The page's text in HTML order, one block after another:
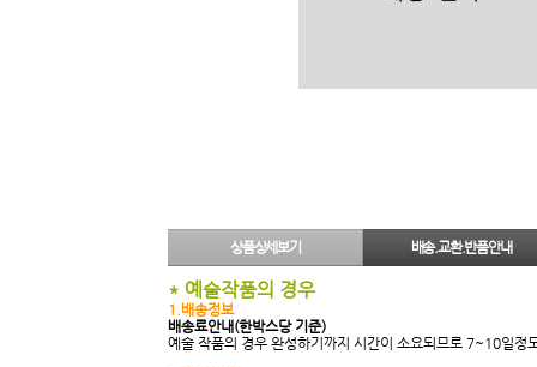
상품상세보기 배송.교환.반품안내
* 예술작품의 경우
1.배송정보
배송료안내(한박스당 기준)
예술 작품의 경우 완성하기까지 시간이 소요되므로 7~10일정